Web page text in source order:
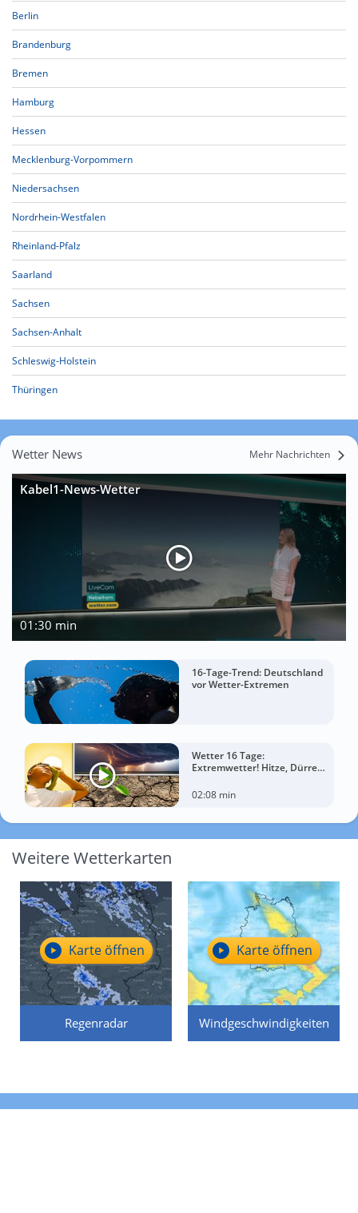
Berlin
Brandenburg
Bremen
Hamburg
Hessen
Mecklenburg-Vorpommern
Niedersachsen
Nordrhein-Westfalen
Rheinland-Pfalz
Saarland
Sachsen
Sachsen-Anhalt
Schleswig-Holstein
Thüringen
Wetter News Mehr Nachrichten
Kabel1-News-Wetter
01:30 min
16-Tage-Trend: Deutschland
vor Wetter-Extremen
Wetter 16 Tage:
Extremwetter! Hitze, Dürre
02:08 min
Weitere Wetterkarten
Regenradar
Karte öffnen
Windgeschwindigkeiten
Karte öffnen